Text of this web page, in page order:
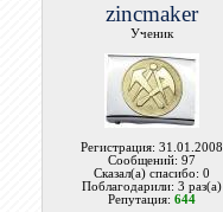
zincmaker
Ученик
Регистрация: 31.01.2008
Сообщений: 97
Сказал(а) спасибо: 0
Поблагодарили: 3 раз(а)
Репутация:644